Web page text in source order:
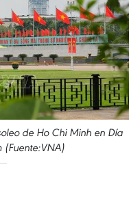
de Ho Chi Minh en Día
(Fuente:VNA)